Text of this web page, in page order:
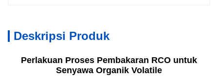
Deskripsi Produk
Perlakuan Proses Pembakaran RCO untuk
Senyawa Organik Volatile